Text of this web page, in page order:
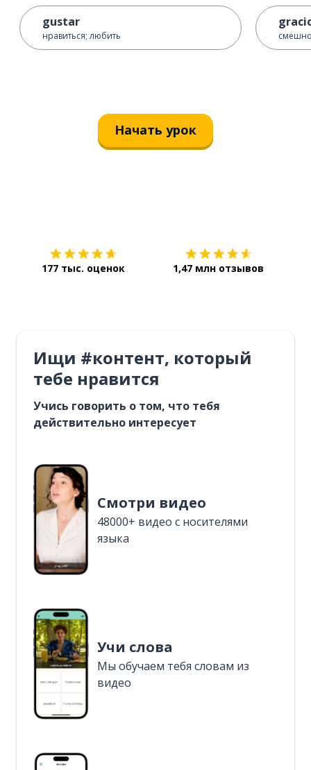
gustar
нравиться; любить
Начать урок
177 тыс. оценок 1,47 млн отзывов
Ищи #контент, который
тебе нравится
Учись говорить о том, что тебя
действительно интересует
Смотри видео
48000+ видео с носителями
языка
Учи слова
Мы обучаем тебя словам из
видео